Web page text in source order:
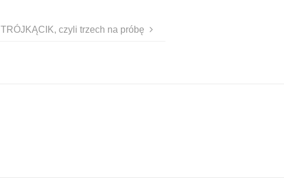
TRÓJKĄCIK, czyli trzech na próbę